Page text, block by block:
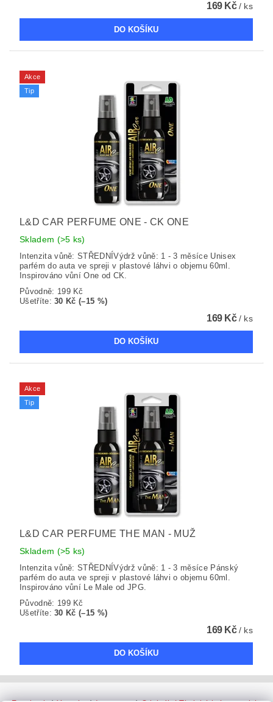
169 Kč/ ks
Akce
Tip
L&D CAR PERFUME ONE - CK ONE
Skladem (>5 ks)
Intenzita vůně: STŘEDNÍVýdrž vůně: 1 - 3 měsíce Unisex
parfém do auta ve spreji v plastové láhvi o objemu 60ml.
Inspirováno vůní One od CK.
Původně: 199 Kč
Ušetříte:30 Kč (–15 %)
169 Kč/ ks
Akce
Tip
L&D CAR PERFUME THE MAN - MUŽ
Skladem (>5 ks)
Intenzita vůně: STŘEDNÍVýdrž vůně: 1 - 3 měsíce Pánský
parfém do auta ve spreji v plastové láhvi o objemu 60ml.
Inspirováno vůní Le Male od JPG.
Původně: 199 Kč
Ušetříte:30 Kč (–15 %)
169 Kč/ ks